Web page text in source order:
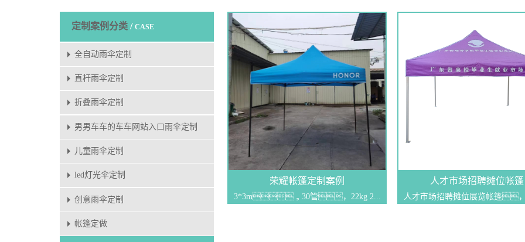
定制案例分类 / CASE
全自动雨伞定制
直杆雨伞定制
折叠雨伞定制
男男车车的车车网站入口雨伞定制
儿童雨伞定制
led灯光伞定制
创意雨伞定制
帐篷定做
荣耀帐篷定制案例
3*3m，30管，22kg 2...
人才市场招聘摊位帐篷
人才市场招聘摊位展览帐篷